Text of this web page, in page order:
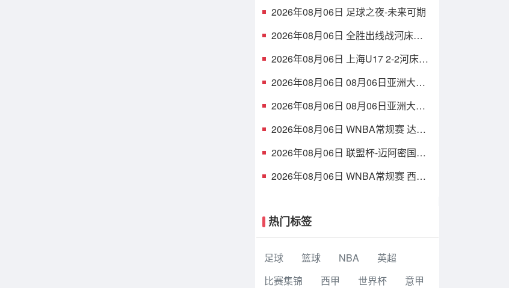
高丽大学 集锦
2026年08月06日 足球之夜-未来可期
2026年08月06日 全胜出线战河床
源登场1分钟传射
2026年08月06日 上海U17 2-2河床锁
战A组第2
2026年08月06日 08月06日亚洲大学
海交通大学 集锦
2026年08月06日 08月06日亚洲大学
治大学 集锦
2026年08月06日 WNBA常规赛 达拉
锦
2026年08月06日 联盟杯-迈阿密国际
帽
2026年08月06日 WNBA常规赛 西雅
热门标签
足球 篮球 NBA
英超
比赛集锦
西甲 世界杯
意甲